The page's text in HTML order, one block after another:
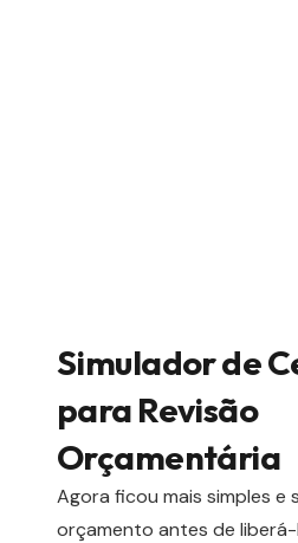
Simulador de
para Revisão
Orçamentária
Agora ficou mais simples e
orçamento antes de